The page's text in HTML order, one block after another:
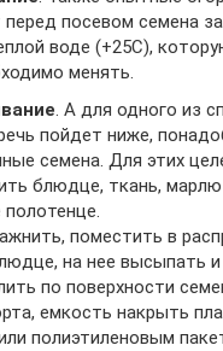
посевом семена
воде (+25С),
менять.
. А для одного из
пойдет ниже,
семена. Для этих
блюдце, ткань, марлю
поместить в
на нее высыпать и
по поверхности
емкость накрыть
полиэтиленовым